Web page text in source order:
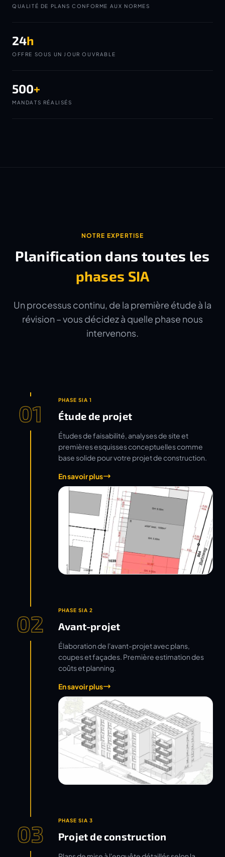
QUALITÉ DE PLANS CONFORME AUX NORMES
24h
OFFRE SOUS UN JOUR OUVRABLE
500+
MANDATS RÉALISÉS
NOTRE EXPERTISE
Planification dans toutes les
phases SIA
Un processus continu, de la première étude à la
révision – vous décidez à quelle phase nous
intervenons.
01 PHASE SIA 1
Étude de projet
Études de faisabilité, analyses de site et
premières esquisses conceptuelles comme
base solide pour votre projet de construction.
En savoir plus
02 PHASE SIA 2
Avant-projet
Élaboration de l'avant-projet avec plans,
coupes et façades. Première estimation des
coûts et planning.
En savoir plus
03 PHASE SIA 3
Projet de construction